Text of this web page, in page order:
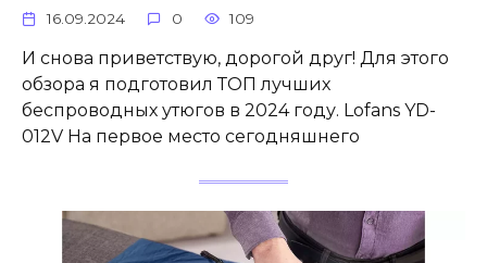
16.09.2024 0 109
И снова приветствую, дорогой друг! Для этого
обзора я подготовил ТОП лучших
беспроводных утюгов в 2024 году. Lofans YD-
012V На первое место сегодняшнего